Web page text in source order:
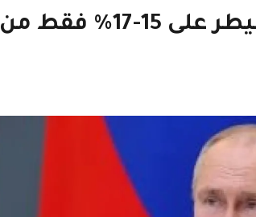
بوتين: القوات الأوكرانية تسيطر على 15-17% فقط من